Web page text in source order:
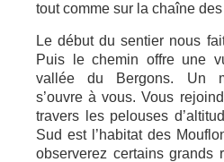
tout comme sur la chaîne
Le début du sentier nous
Puis le chemin offre une
vallée du Bergons. Un
s’ouvre à vous. Vous
travers les pelouses
Sud est l’habitat des
observerez certains grands